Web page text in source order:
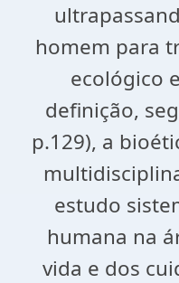
homem para
ecológico
definição,
p.129), a
estudo
humana na
vida e dos